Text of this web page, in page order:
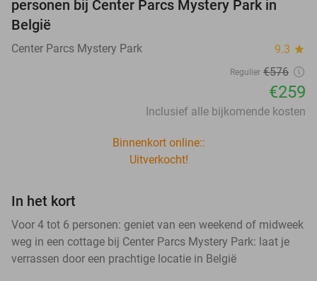
personen bij Center Parcs Mystery Park in
België
Center Parcs Mystery Park 9.3 star
Regulier €576
€259
Inclusief alle bijkomende kosten
Binnenkort online::
Uitverkocht!
In het kort
Voor 4 tot 6 personen: geniet van een weekend of midweek
weg in een cottage bij Center Parcs Mystery Park: laat je
verrassen door een prachtige locatie in België